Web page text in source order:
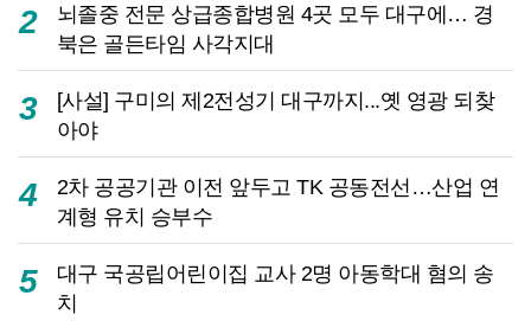
2
뇌졸중 전문 상급종합병원 4곳 모두 대구에… 경
북은 골든타임 사각지대
3
[사설] 구미의 제2전성기 대구까지...옛 영광 되찾
아야
4
2차 공공기관 이전 앞두고 TK 공동전선…산업 연
계형 유치 승부수
5
대구 국공립어린이집 교사 2명 아동학대 혐의 송
치